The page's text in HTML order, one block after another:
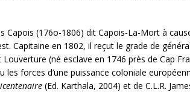
Capois (176o-1806) dit Capois-La-Mort à
Capitaine en 1802, il reçut le grade de
Louverture (né esclave en 1746 près de Cap
les forces d’une puissance coloniale
(Ed. Karthala, 2004) et de C.L.R.